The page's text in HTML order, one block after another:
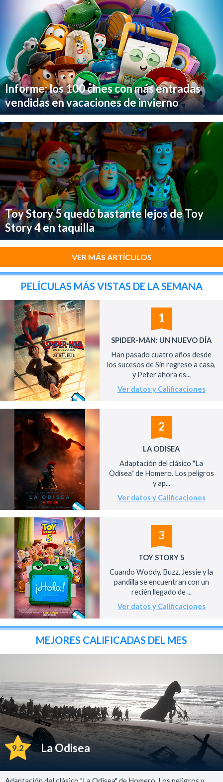
Informe: los 100 cines con más entradas
vendidas en vacaciones de invierno
Toy Story 5 quedó bastante lejos de Toy
Story 4 en taquilla
VER MÁS ARTÍCULOS
PELÍCULAS MÁS VISTAS DE LA SEMANA
1
SPIDER-MAN: UN NUEVO DÍA
Han pasado cuatro años desde
los sucesos de Sin regreso a casa,
y Peter ahora es...
Ver datos y Calificaciones
2
LA ODISEA
Adaptación del clásico "La
Odisea" de Homero. Los peligros
y ap...
Ver datos y Calificaciones
3
TOY STORY 5
Cuando Woody, Buzz, Jessie y la
pandilla se encuentran con un
recién llegado de ...
Ver datos y Calificaciones
MEJORES CALIFICADAS DEL MES
9.2 La Odisea